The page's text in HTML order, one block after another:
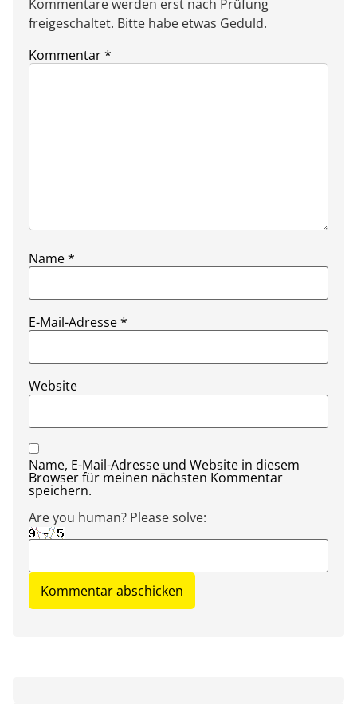
Kommentare werden erst nach Prüfung
freigeschaltet. Bitte habe etwas Geduld.
Kommentar*
Name*
E-Mail-Adresse*
Website
Name, E-Mail-Adresse und Website in diesem
Browser für meinen nächsten Kommentar
speichern.
Are you human? Please solve: